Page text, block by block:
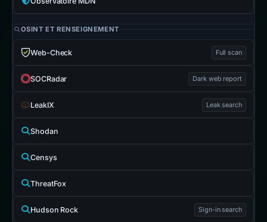
OSINT ET RENSEIGNEMENT
Web-Check Full scan
SOCRadar Dark web report
LeakIX Leak search
Shodan
Censys
ThreatFox
Hudson Rock Sign-in search